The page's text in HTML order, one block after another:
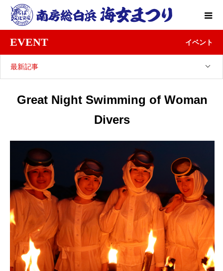
EVENT イベント
最新記事
Great Night Swimming of Woman
Divers